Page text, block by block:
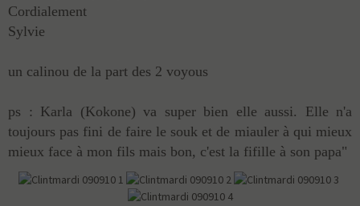
Cordialement
Sylvie
un calinou de la part des 2 voyous
ps : Karla (Kokone) va super bien elle aussi. Elle n'a
toujours pas fini de faire le souk et de miauler à qui mieux
mieux face à mon fils mais bon, c'est la fifille à son papa"